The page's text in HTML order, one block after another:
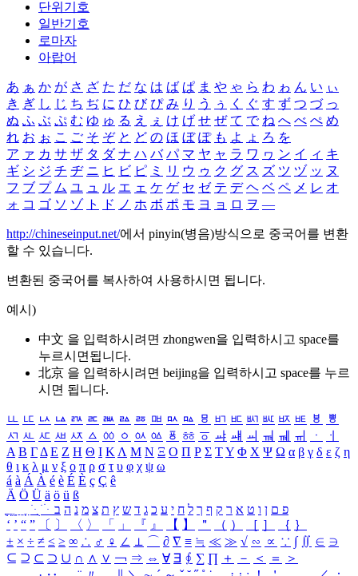
단위기호
일반기호
로마자
아랍어
あ ぁ か が さ ざ た だ な は ば ぱ ま や ゃ ら わ ゎ ん い ぃ
き ぎ し じ ち ぢ に ひ び ぴ み り う ぅ く ぐ す ず つ づ っ
ぬ ふ ぶ ぷ む ゆ ゅ る え ぇ け げ せ ぜ て で ね へ べ ぺ め
れ お ぉ こ ご そ ぞ と ど の ほ ぼ ぽ も よ ょ ろ を
ア ァ カ サ ザ タ ダ ナ ハ バ パ マ ヤ ャ ラ ワ ヮ ン イ ィ キ
ギ シ ジ チ ヂ ニ ヒ ビ ピ ミ リ ウ ゥ ク グ ス ズ ツ ヅ ッ ヌ
フ ブ プ ム ユ ュ ル エ ェ ケ ゲ セ ゼ テ デ ヘ ベ ペ メ レ オ
ォ コ ゴ ソ ゾ ト ド ノ ホ ボ ポ モ ヨ ョ ロ ヲ ―
http://chineseinput.net/에서 pinyin(병음)방식으로 중국어를 변환
할 수 있습니다.
변환된 중국어를 복사하여 사용하시면 됩니다.
예시)
中文 을 입력하시려면 zhongwen을 입력하시고 space를
누르시면됩니다.
北京 을 입력하시려면 beijing을 입력하시고 space를 누르
시면 됩니다.
ㅥ ㅦ ㅧ ㅨ ㅩ ㅪ ㅫ ㅬ ㅭ ㅮ ㅯ ㅰ ㅱ ㅲ ㅳ ㅴ ㅵ ㅶ ㅷ ㅸ
ㅹ
ㅺ ㅻ ㅼ ㅽ ㅾ ㅿ ㆀ ㆁ ㆂ ㆃ ㆄ ㆅ ㆆ ㆇ ㆈ ㆉ ㆊ ㆋ ㆌ ㆍ
ㆎ
Α Β ΓΔ Ε Ζ Η Θ Ι ΚΛ Μ Ν Ξ Ο Π Ρ Σ ΤΥ Φ Χ Ψ Ω α β γ δ ε ζ η
θ ι κ λ μ ν ξ ο π ρ σ τ υ φ χ ψ ω
á à Á À é è É È ç Ç ê
Ä Ö Ü ä ö ü ß
ִֶֹ ֻּ ׁׂ פ ם ן ו ט א ר ק ף ך ל ח י ע כ ג ד ש ץ ת צ מ נ ה ב
‘ ’ “ ” 〔 〕 〈 〉 「 」 『 』 【 】 ＂ （ ） ［ ］ ｛ ｝
± × ÷ ≠ ≤ ≥ ∞ ∴ ♂ ♀ ∠ ⊥ ⌒ ∂ ∇ ≡ ≒ ≪ ≫ √ ∽ ∝ ∵ ∫ ∬ ∈ ∋
⊆ ⊇ ⊂ ⊃ ∪ ∩ ∧ ∨ ￢ ⇒ ⇔ ∀ ∃ ∮ ∑ ∏ ＋ － ＜ ＝
＞